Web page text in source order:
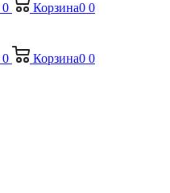
0 Корзина0 0
0 Корзина0 0